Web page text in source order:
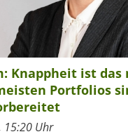
Knappheit ist das
Portfolios
15:20 Uhr